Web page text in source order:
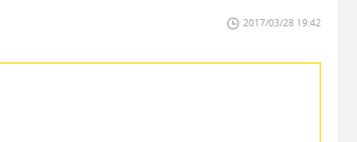
2017/03/28 19:42